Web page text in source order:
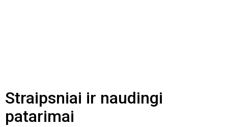
Straipsniai ir naudingi
patarimai